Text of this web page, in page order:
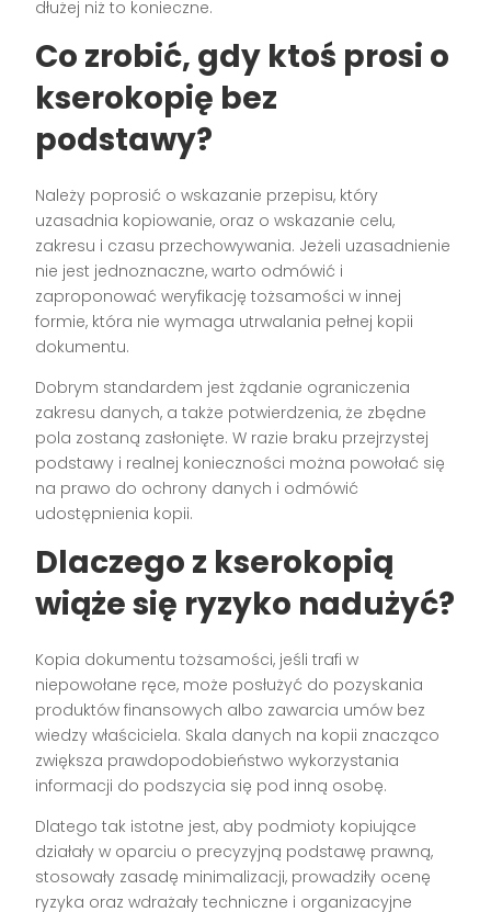
dłużej niż to konieczne.
Co zrobić, gdy ktoś prosi o
kserokopię bez
podstawy?
Należy poprosić o wskazanie przepisu, który
uzasadnia kopiowanie, oraz o wskazanie celu,
zakresu i czasu przechowywania. Jeżeli uzasadnienie
nie jest jednoznaczne, warto odmówić i
zaproponować weryfikację tożsamości w innej
formie, która nie wymaga utrwalania pełnej kopii
dokumentu.
Dobrym standardem jest żądanie ograniczenia
zakresu danych, a także potwierdzenia, że zbędne
pola zostaną zasłonięte. W razie braku przejrzystej
podstawy i realnej konieczności można powołać się
na prawo do ochrony danych i odmówić
udostępnienia kopii.
Dlaczego z kserokopią
wiąże się ryzyko nadużyć?
Kopia dokumentu tożsamości, jeśli trafi w
niepowołane ręce, może posłużyć do pozyskania
produktów finansowych albo zawarcia umów bez
wiedzy właściciela. Skala danych na kopii znacząco
zwiększa prawdopodobieństwo wykorzystania
informacji do podszycia się pod inną osobę.
Dlatego tak istotne jest, aby podmioty kopiujące
działały w oparciu o precyzyjną podstawę prawną,
stosowały zasadę minimalizacji, prowadziły ocenę
ryzyka oraz wdrażały techniczne i organizacyjne